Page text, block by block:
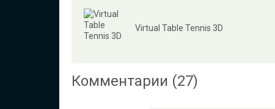
Virtual Table Tennis 3D
Комментарии (27)